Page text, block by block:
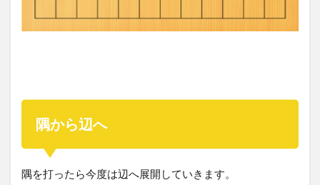
隅から辺へ
隅を打ったら今度は辺へ展開していきます。